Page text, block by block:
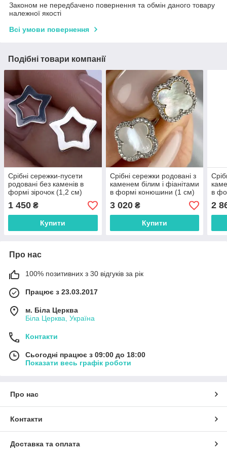
Законом не передбачено повернення та обмін даного товару
належної якості
Всі умови повернення
Подібні товари компанії
Срібні сережки-пусети
родовані без каменів в
формі зірочок (1,2 см)
РН-004
1 450 ₴
Купити
Срібні сережки родовані з
каменем білим і фіанітами
в формі конюшини (1 см)
РН-564
3 020₴
Купити
в
РН-
2
Про нас
100% позитивних з 30 відгуків за рік
Працює з 23.03.2017
м. Біла Церква
Біла Церква, Україна
Контакти
Сьогодні працює з 09:00 до 18:00
Показати весь графік роботи
Про нас
Контакти
Доставка та оплата